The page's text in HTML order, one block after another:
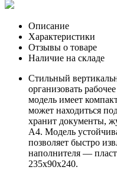
Описание
Характеристики
Отзывы о товаре
Наличие на складе
Стильный
организовать
модель имеет
может находиться
хранит документы,
А4. Модель
позволяет быстро
наполнителя —
235х90х240.